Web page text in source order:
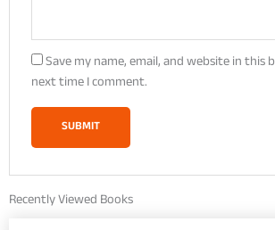
Save my name, email, and website in this
next time I comment.
Recently Viewed Books